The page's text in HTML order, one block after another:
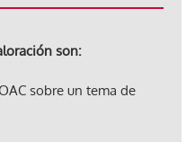
son:
sobre un tema de